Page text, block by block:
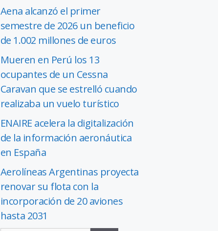
Aena alcanzó el primer
semestre de 2026 un beneficio
de 1.002 millones de euros
Mueren en Perú los 13
ocupantes de un Cessna
Caravan que se estrelló cuando
realizaba un vuelo turístico
ENAIRE acelera la digitalización
de la información aeronáutica
en España
Aerolíneas Argentinas proyecta
renovar su flota con la
incorporación de 20 aviones
hasta 2031